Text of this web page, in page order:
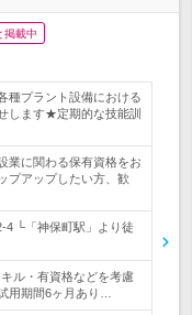
掲載中
種プラント設備における
します★定期的な技能訓
に関わる保有資格をお
プアップしたい方、歓
4 └「神保町駅」より徒
ル・有資格などを考慮
用期間6ヶ月あり…